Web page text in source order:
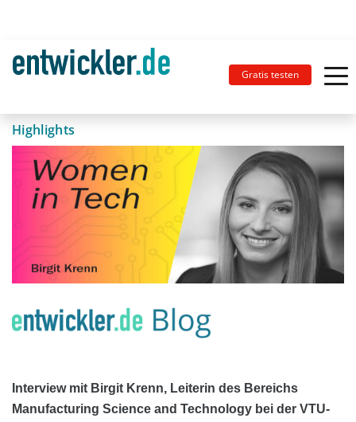
Gratis testen
Highlights
Interview mit Birgit Krenn, Leiterin des Bereichs
Manufacturing Science and Technology bei der VTU-